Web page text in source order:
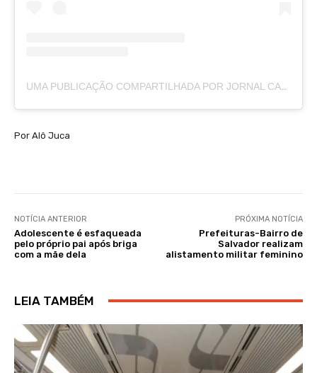
UMA PUBLICAÇÃO COMPARTILHADA POR JORNAL CAJAZEIRAS (@JORNALCAJAZEIRAS)
Por Alô Juca
NOTÍCIA ANTERIOR
Adolescente é esfaqueada
pelo próprio pai após briga
com a mãe dela
PRÓXIMA NOTÍCIA
Prefeituras-Bairro de
Salvador realizam
alistamento militar feminino
LEIA TAMBÉM